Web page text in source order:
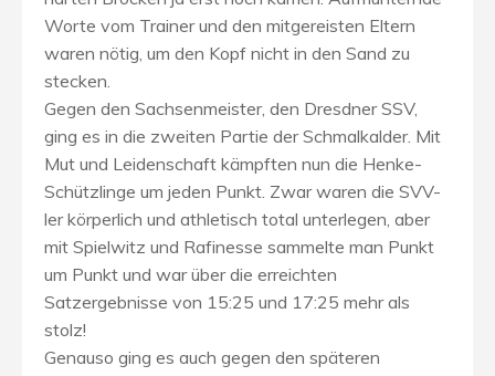
Worte vom Trainer und den mitgereisten Eltern
waren nötig, um den Kopf nicht in den Sand zu
stecken.
Gegen den Sachsenmeister, den Dresdner SSV,
ging es in die zweiten Partie der Schmalkalder. Mit
Mut und Leidenschaft kämpften nun die Henke-
Schützlinge um jeden Punkt. Zwar waren die SVV-
ler körperlich und athletisch total unterlegen, aber
mit Spielwitz und Rafinesse sammelte man Punkt
um Punkt und war über die erreichten
Satzergebnisse von 15:25 und 17:25 mehr als
stolz!
Genauso ging es auch gegen den späteren